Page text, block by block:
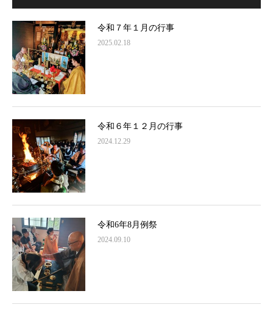
令和７年１月の行事
2025.02.18
令和６年１２月の行事
2024.12.29
令和6年8月例祭
2024.09.10